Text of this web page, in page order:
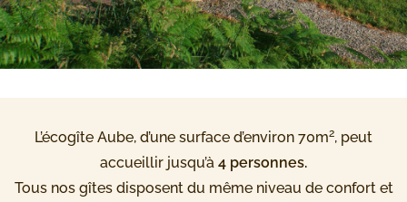
L’écogîte Aube, d’une surface d’environ 70m2, peut
accueillir jusqu’à 4 personnes.
Tous nos gîtes disposent du même niveau de confort et